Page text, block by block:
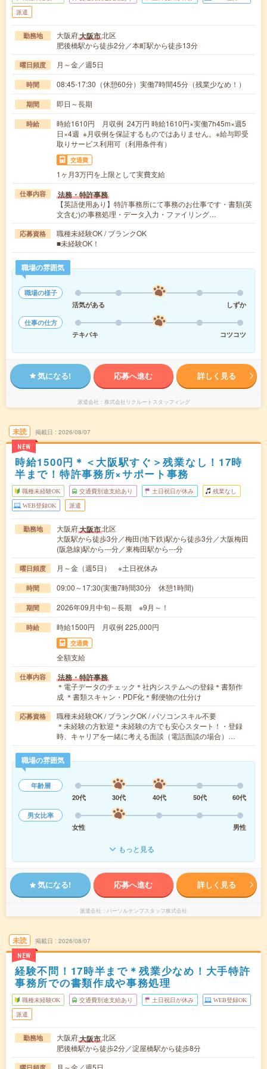
派遣
勤務地 大阪府大阪市北区
肥後橋駅から徒歩2分／本町駅から徒歩13分
曜日頻度 月～金／週5日
時間 08:45-17:30（休憩60分）実働7時間45分（残業少なめ！）
期間 即日～長期
時給
時給1610円 月収例 24万円 時給1610円×実働7h45m×週5
日×4週 ※月収例を保証するものではありません。※給与即受
取りサービス利用可（利用条件有）
交通費
1ヶ月3万円を上限として実費支給
仕事内容 法務・特許事務
【英語使用あり】特許事務所にて事務のお仕事です・書類(英
文含む)の事務処理・データ入力・ファイリング…
応募資格
職種未経験OK / ブランクOK
■未経験OK！
職場の雰囲気
職場の様子
活気がある
しずか
仕事の仕方
テキパキ
コツコツ
気になる! 応募へ進む 詳しく見る
派遣会社 株式会社リクルートスタッフィング
未読
NEW
掲載日 2026/08/07
時給1500円＊＜大阪駅すぐ＞残業なし！17時
半まで！特許事務所×サポート事務
職種未経験OK 交通費別途支給あり 土日祝日が休み 残業なし
WEB登録OK 派遣
勤務地 大阪府大阪市北区
大阪駅から徒歩3分／梅田(地下鉄)駅から徒歩3分／大阪梅田
(阪急線)駅から---分／東梅田駅から---分
曜日頻度 月～金（週5日） ※土日祝休み
時間 09:00～17:30(実働7時間30分 休憩1時間)
期間 2026年09月中旬～長期 ※9月～！
時給 時給1500円 月収例 225,000円
交通費
全額支給
仕事内容 法務・特許事務
＊電子データのチェック＊社内システムへの登録＊書類作
成 ＊書類スキャン・PDF化＊郵便物の仕分け
応募資格
職種未経験OK / ブランクOK / パソコンスキル不要
＊未経験の方歓迎＊未経験の方でも安心スタート！・登録
時、キャリアを一緒に考える面談（電話面談の場合）…
職場の雰囲気
年齢層
20代
30代 40代 50代
60代
男女比率
女性
男性
もっと見る
気になる! 応募へ進む 詳しく見る
派遣会社 パーソルテンプスタッフ株式会社
未読
NEW
掲載日 2026/08/07
経験不問！17時半まで＊残業少なめ！大手特許
事務所での書類作成や事務処理
職種未経験OK 交通費別途支給あり 土日祝日が休み WEB登録OK
派遣
勤務地 大阪府大阪市北区
肥後橋駅から徒歩2分／淀屋橋駅から徒歩8分
月～金／週5日